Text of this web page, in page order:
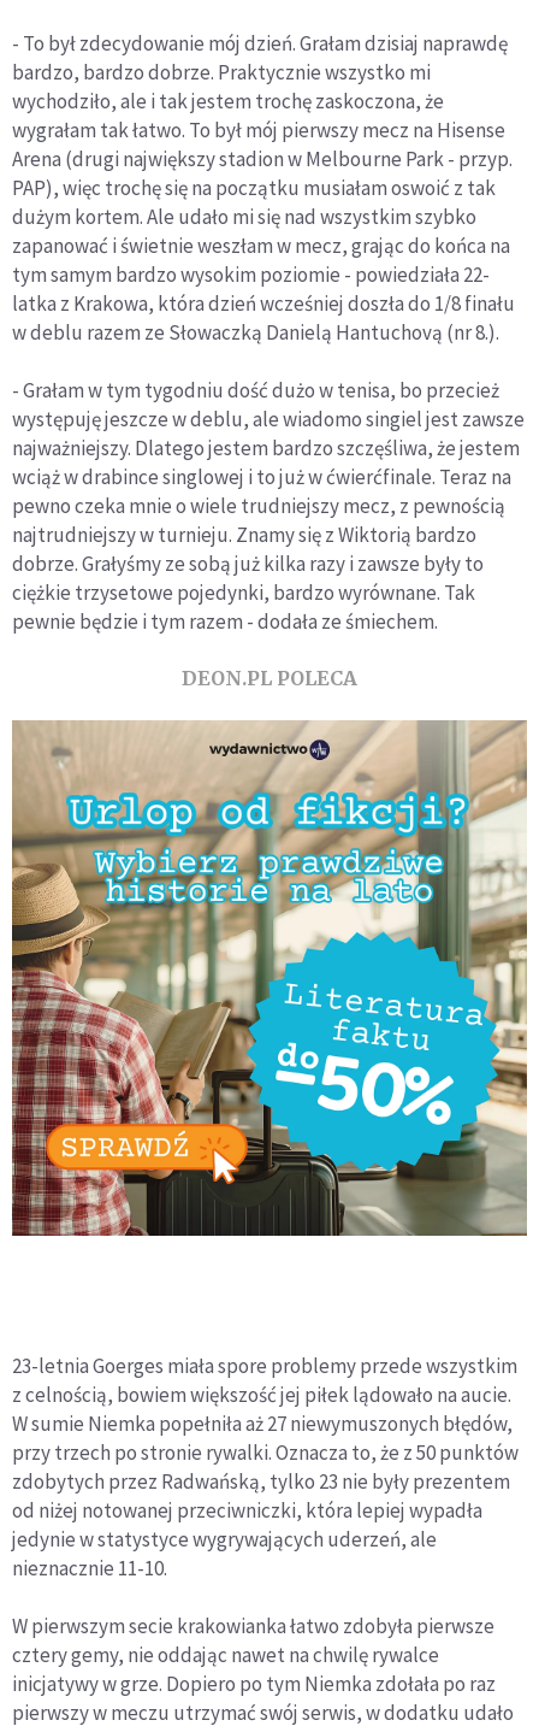
- To był zdecydowanie mój dzień. Grałam dzisiaj naprawdę
bardzo, bardzo dobrze. Praktycznie wszystko mi
wychodziło, ale i tak jestem trochę zaskoczona, że
wygrałam tak łatwo. To był mój pierwszy mecz na Hisense
Arena (drugi największy stadion w Melbourne Park - przyp.
PAP), więc trochę się na początku musiałam oswoić z tak
dużym kortem. Ale udało mi się nad wszystkim szybko
zapanować i świetnie weszłam w mecz, grając do końca na
tym samym bardzo wysokim poziomie - powiedziała 22-
latka z Krakowa, która dzień wcześniej doszła do 1/8 finału
w deblu razem ze Słowaczką Danielą Hantuchovą (nr 8.).
- Grałam w tym tygodniu dość dużo w tenisa, bo przecież
występuję jeszcze w deblu, ale wiadomo singiel jest zawsze
najważniejszy. Dlatego jestem bardzo szczęśliwa, że jestem
wciąż w drabince singlowej i to już w ćwierćfinale. Teraz na
pewno czeka mnie o wiele trudniejszy mecz, z pewnością
najtrudniejszy w turnieju. Znamy się z Wiktorią bardzo
dobrze. Grałyśmy ze sobą już kilka razy i zawsze były to
ciężkie trzysetowe pojedynki, bardzo wyrównane. Tak
pewnie będzie i tym razem - dodała ze śmiechem.
DEON.PL POLECA
23-letnia Goerges miała spore problemy przede wszystkim
z celnością, bowiem większość jej piłek lądowało na aucie.
W sumie Niemka popełniła aż 27 niewymuszonych błędów,
przy trzech po stronie rywalki. Oznacza to, że z 50 punktów
zdobytych przez Radwańską, tylko 23 nie były prezentem
od niżej notowanej przeciwniczki, która lepiej wypadła
jedynie w statystyce wygrywających uderzeń, ale
nieznacznie 11-10.
W pierwszym secie krakowianka łatwo zdobyła pierwsze
cztery gemy, nie oddając nawet na chwilę rywalce
inicjatywy w grze. Dopiero po tym Niemka zdołała po raz
pierwszy w meczu utrzymać swój serwis, w dodatku udało